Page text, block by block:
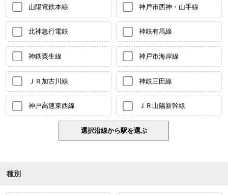
山陽電鉄本線 神戸市西神・山手線
北神急行電鉄 神鉄有馬線
神鉄粟生線 神戸市海岸線
ＪＲ加古川線 神鉄三田線
神戸高速東西線 ＪＲ山陽新幹線
種別